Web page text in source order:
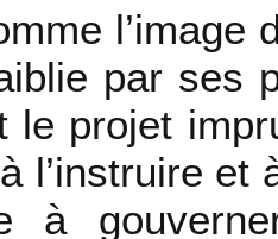
l’image
par ses
le projet
l’instruire et
à